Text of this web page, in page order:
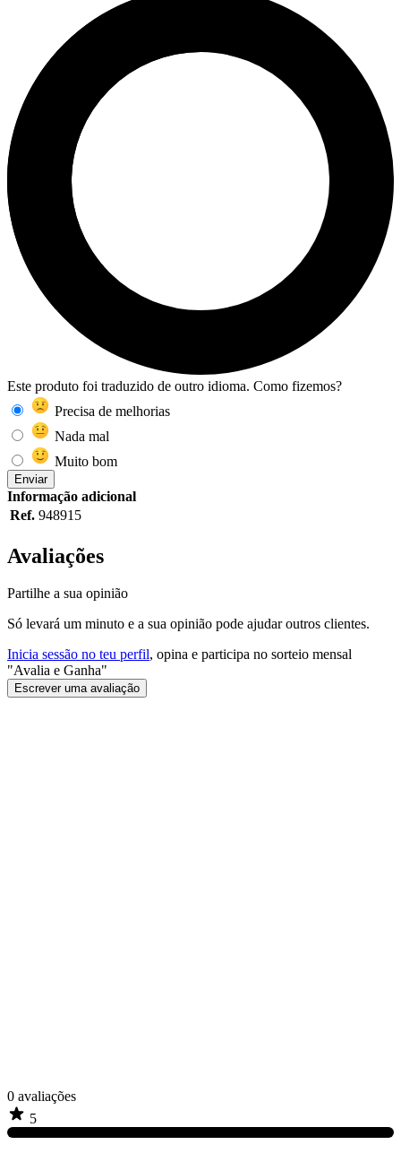
Este produto foi traduzido de outro idioma. Como fizemos?
Precisa de melhorias
Nada mal
Muito bom
Enviar
Informação adicional
Ref. 948915
Avaliações
Partilhe a sua opinião
Só levará um minuto e a sua opinião pode ajudar outros clientes.
Inicia sessão no teu perfil, opina e participa no sorteio mensal
"Avalia e Ganha"
Escrever uma avaliação
0 avaliações
5